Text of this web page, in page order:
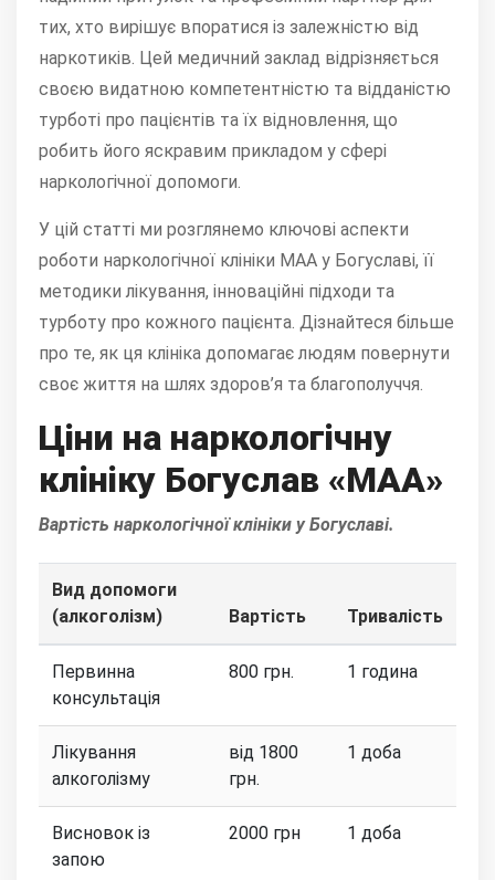
тих, хто вирішує впоратися із залежністю від
наркотиків. Цей медичний заклад відрізняється
своєю видатною компетентністю та відданістю
турботі про пацієнтів та їх відновлення, що
робить його яскравим прикладом у сфері
наркологічної допомоги.
У цій статті ми розглянемо ключові аспекти
роботи наркологічної клініки МАА у Богуславі, її
методики лікування, інноваційні підходи та
турботу про кожного пацієнта. Дізнайтеся більше
про те, як ця клініка допомагає людям повернути
своє життя на шлях здоров’я та благополуччя.
Ціни на наркологічну
клініку Богуслав «МАА»
Вартість наркологічної клініки у Богуславі.
Вид допомоги
(алкоголізм)
Вартість Тривалість
Первинна
консультація
800 грн. 1 година
Лікування
алкоголізму
від 1800
грн.
1 доба
Висновок із
запою
2000 грн 1 доба